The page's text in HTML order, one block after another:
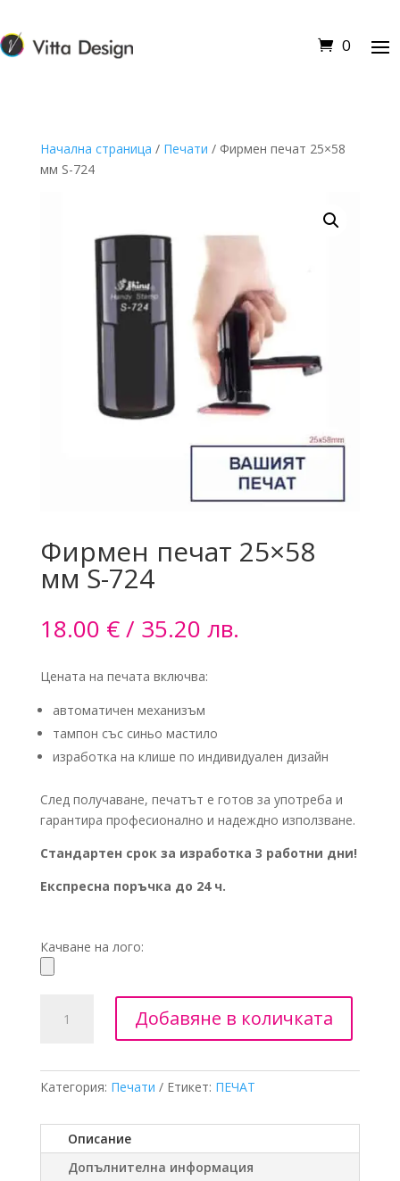
0
Начална страница / Печати / Фирмен печат 25×58
мм S-724
Фирмен печат 25×58
мм S-724
18.00 €/ 35.20 лв.
Цената на печата включва:
автоматичен механизъм
тампон със синьо мастило
изработка на клише по индивидуален дизайн
След получаване, печатът е готов за употреба и
гарантира професионално и надеждно използване.
Стандартен срок за изработка 3 работни дни!
Експресна поръчка до 24 ч.
Качване на лого:
Добавяне в количката
Категория: Печати Етикет: ПЕЧАТ
Описание
Допълнителна информация